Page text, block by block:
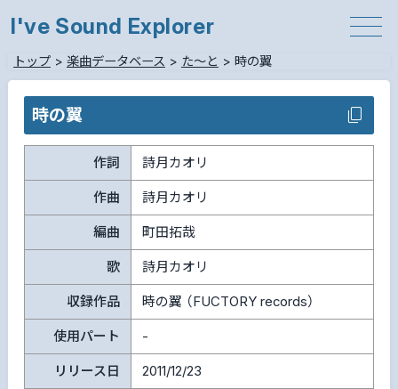
I've Sound Explorer
トップ> 楽曲データベース > た～と > 時の翼
時の翼
作詞 詩月カオリ
作曲 詩月カオリ
編曲 町田拓哉
歌 詩月カオリ
収録作品 時の翼 （FUCTORY records）
使用パート -
リリース日 2011/12/23